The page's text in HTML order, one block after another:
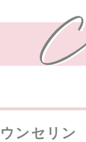
ンセリン